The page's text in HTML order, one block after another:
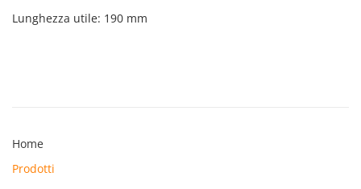
Lunghezza utile: 190 mm
Home
Prodotti